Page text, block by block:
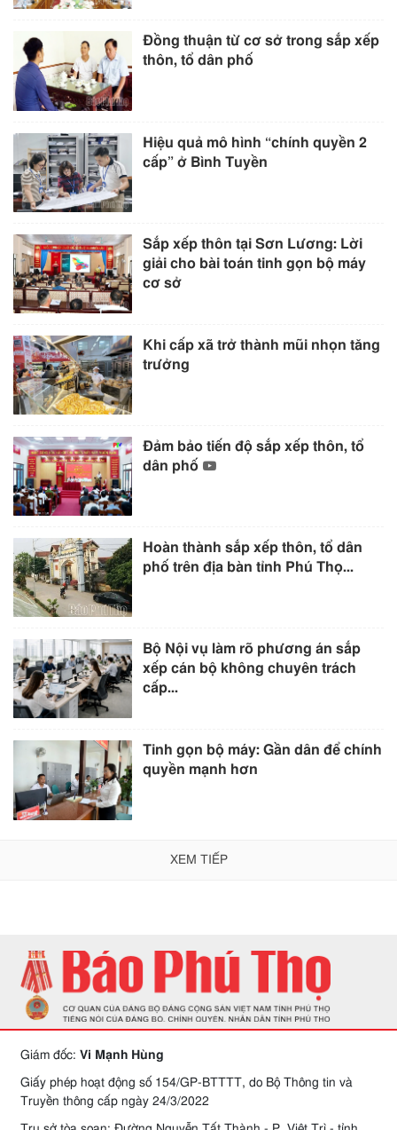
Đồng thuận từ cơ sở trong sắp xếp
thôn, tổ dân phố
Hiệu quả mô hình “chính quyền 2
cấp” ở Bình Tuyền
Sắp xếp thôn tại Sơn Lương: Lời
giải cho bài toán tinh gọn bộ máy
cơ sở
Khi cấp xã trở thành mũi nhọn tăng
trưởng
Đảm bảo tiến độ sắp xếp thôn, tổ
dân phố
Hoàn thành sắp xếp thôn, tổ dân
phố trên địa bàn tỉnh Phú Thọ...
Bộ Nội vụ làm rõ phương án sắp
xếp cán bộ không chuyên trách
cấp...
Tinh gọn bộ máy: Gần dân để chính
quyền mạnh hơn
XEM TIẾP
Giám đốc: Vi Mạnh Hùng
Giấy phép hoạt động số 154/GP-BTTTT, do Bộ Thông tin và
Truyền thông cấp ngày 24/3/2022